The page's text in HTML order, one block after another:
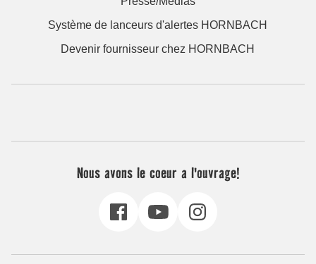
Système de lanceurs d'alertes HORNBACH
Devenir fournisseur chez HORNBACH
Nous avons le coeur a l'ouvrage!